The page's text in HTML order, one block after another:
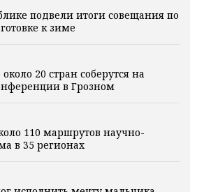
подвели итоги совещания по
к зиме
20 стран соберутся на
в Грозном
110 маршрутов научно-
в 35 регионах